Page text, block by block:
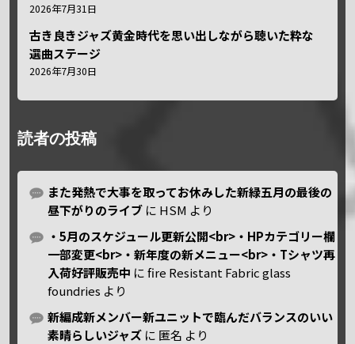
2026年7月31日
古き良きジャズ黄金時代を思い出しながら聴いた粋な
選曲ステージ
2026年7月30日
読者の投稿
また発熱で大事を取ってお休みした新緑五月の最後の
昼下がりのライブ に HSM より
・5月のスケジュール更新公開<br>・HPカテゴリー欄
一部変更<br>・新年度の新メニュー<br>・Tシャツ再
入荷好評販売中 にfire Resistant Fabric glass
foundries より
新編成新メンバー新ユニットで臨んだバランスのいい
素晴らしいジャズ に 匿名 より